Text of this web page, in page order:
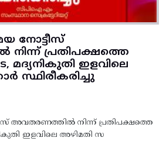
നോട്ടീസ്‌
പ്രതിപക്ഷത്തെ
മദ്യനികുതി ഇളവിലെ
സ്ഥിരീകരിച്ചു
അവതരണത്തില്‍ നിന്ന്‌ പ്രതിപക്ഷത്തെ
ഇളവിലെ അഴിമതി സ